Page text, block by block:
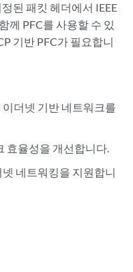
된 패킷 헤더에서 IEEE
께 PFC를 사용할 수 있
기반 PFC가 필요합니
더넷 기반 네트워크를
효율성을 개선합니다.
네트워킹을 지원합니